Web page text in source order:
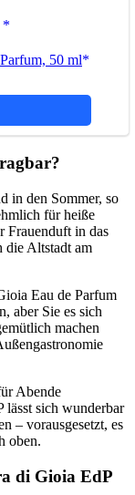
50 ml
in den Sommer, so
für heiße
Frauenduft in das
die Altstadt am
Eau de Parfum
aber Sie es sich
machen
Abende
sich wunderbar
– vorausgesetzt, es
oben.
di Gioia EdP